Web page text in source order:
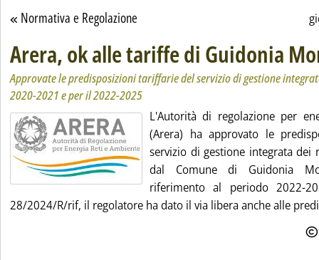
Torna alla sezione
Normativa e Regolazione
Arera, ok alle tariffe di Guidonia
Approvate le predisposizioni tariffarie del servizio di gestione
2020-2021 e per il 2022-2025
L'Autorità di regolazione per
(Arera) ha approvato le
servizio di gestione integrata
dal Comune di Guidonia
riferimento al periodo 2022-
28/2024/R/rif, il regolatore ha dato il via libera anche alle